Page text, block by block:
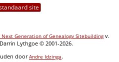
site
Next Generation of Genealogy Sitebuildingv.
Lythgoe © 2001-2026.
doorAndre Idzinga.